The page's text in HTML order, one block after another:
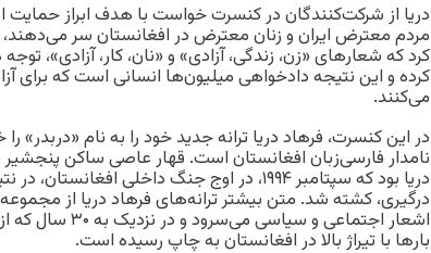
دریا از شرکت‌کنندگان در کنسرت خواست با هدف ابراز حمایت
مردم معترض ایران و زنان معترض در افغانستان سر می‌دهند،
کرد که شعارهای «زن، زندگی، آزادی» و «نان، کار، آزادی»،
کرده و این نتیجه دادخواهی میلیون‌ها انسانی است که برای
می‌کنند.
در این کنسرت، فرهاد دریا ترانه جدید خود را به نام «دربدر»
نامدار فارسی‌زبان افغانستان است. قهار عاصی ساکن
دریا بود که سپتامبر ۱۹۹۴، در اوج جنگ داخلی
درگیری، کشته شد. متن بیشتر ترانه‌های فرهاد دریا از
اشعار اجتماعی و
بارها با تیراژ بالا در افغانستان به چاپ رسیده است.